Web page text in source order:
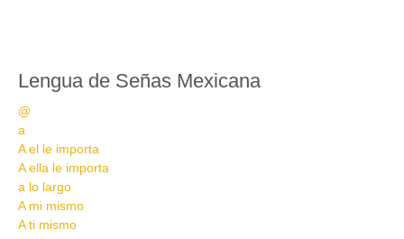
Lengua de Señas Mexicana
@
a
A el le importa
A ella le importa
a lo largo
A mi mismo
A ti mismo